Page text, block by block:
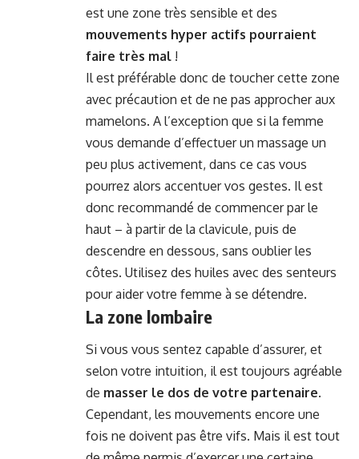
est une zone très sensible et des
mouvements hyper actifs pourraient
faire très mal !
Il est préférable donc de toucher cette zone
avec précaution et de ne pas approcher aux
mamelons. A l’exception que si la femme
vous demande d’effectuer un massage un
peu plus activement, dans ce cas vous
pourrez alors accentuer vos gestes. Il est
donc recommandé de commencer par le
haut – à partir de la clavicule, puis de
descendre en dessous, sans oublier les
côtes. Utilisez des huiles avec des senteurs
pour aider votre femme à se détendre.
La zone lombaire
Si vous vous sentez capable d’assurer, et
selon votre intuition, il est toujours agréable
de masser le dos de votre partenaire.
Cependant, les mouvements encore une
fois ne doivent pas être vifs. Mais il est tout